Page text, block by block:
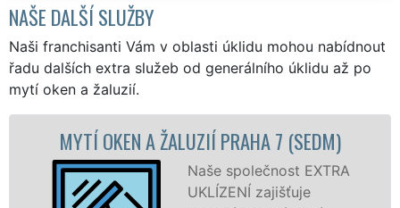
NAŠE DALŠÍ SLUŽBY
Naši franchisanti Vám v oblasti úklidu mohou nabídnout
řadu dalších extra služeb od generálního úklidu až po
mytí oken a žaluzií.
A ŽALUZIÍ PRAHA 7 (SEDM)
Naše společnost EXTRA
UKLÍZENÍ zajišťuje
MYTÍ